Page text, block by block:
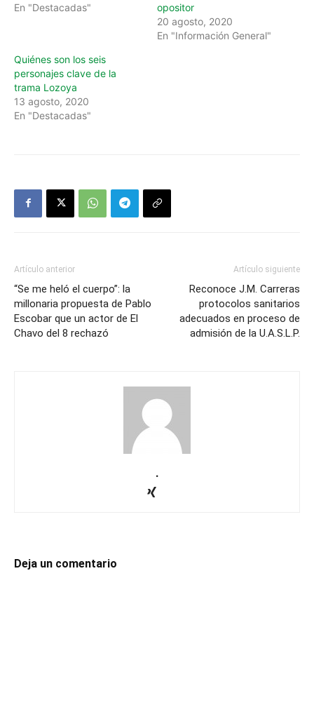
En "Destacadas"
opositor
20 agosto, 2020
En "Información General"
Quiénes son los seis
personajes clave de la
trama Lozoya
13 agosto, 2020
En "Destacadas"
Artículo anterior
“Se me heló el cuerpo”: la
millonaria propuesta de Pablo
Escobar que un actor de El
Chavo del 8 rechazó
Artículo siguiente
Reconoce J.M. Carreras
protocolos sanitarios
adecuados en proceso de
admisión de la U.A.S.L.P.
.
Deja un comentario